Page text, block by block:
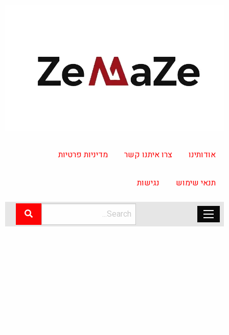
אודותינו צרו איתנו קשר מדיניות פרטיות
תנאי שימוש נגישות